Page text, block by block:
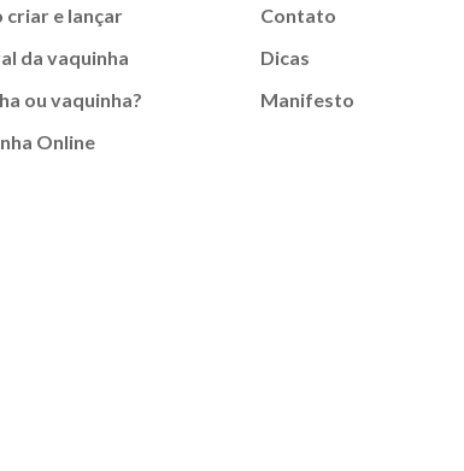
criar e lançar
da vaquinha
ou vaquinha?
Online
Contato
Dicas
Manifesto